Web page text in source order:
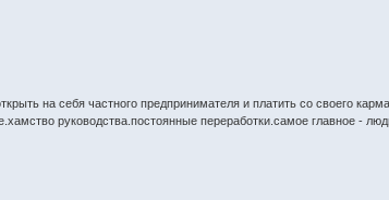
на себя частного предпринимателя и платить со своего
руководства.постоянные переработки.самое главное -